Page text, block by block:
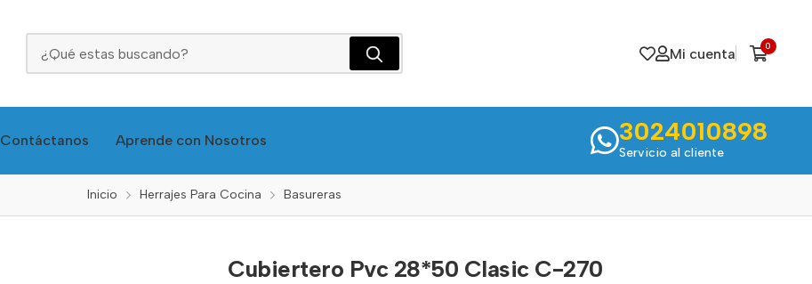
Mi cuenta 0
Contáctanos Aprende con Nosotros 3024010898
Servicio al cliente
Inicio Herrajes Para Cocina Basureras
Cubiertero Pvc 28*50 Clasic C-270